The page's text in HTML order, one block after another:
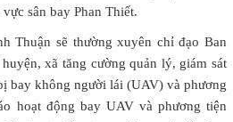
sân bay Phan Thiết.
Thuận sẽ thường xuyên chỉ đạo Ban
xã tăng cường quản lý, giám sát
bay không người lái (UAV) và phương
hoạt động bay UAV và phương tiện